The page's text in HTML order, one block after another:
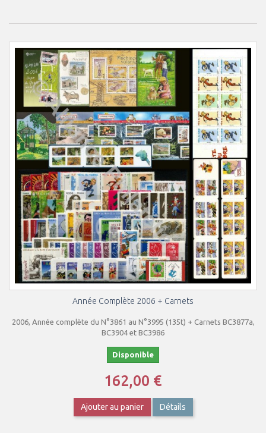
Année Complète 2006 + Carnets
2006, Année complète du N°3861 au N°3995 (135t) + Carnets BC3877a,
BC3904 et BC3986
Disponible
162,00 €
Ajouter au panier Détails